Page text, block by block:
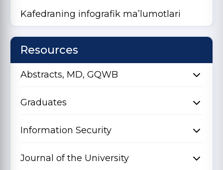
Kafedraning infografik ma’lumotlari
Resources
Abstracts, MD, GQWB
Graduates
Information Security
Journal of the University